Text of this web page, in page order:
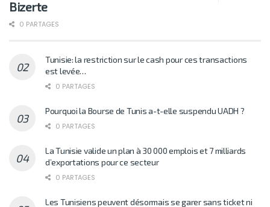
Bizerte
0 PARTAGES
Tunisie: la restriction sur le cash pour ces transactions
est levée…
0 PARTAGES
Pourquoi la Bourse de Tunis a-t-elle suspendu UADH ?
0 PARTAGES
La Tunisie valide un plan à 30 000 emplois et 7 milliards
d’exportations pour ce secteur
0 PARTAGES
Les Tunisiens peuvent désormais se garer sans ticket ni